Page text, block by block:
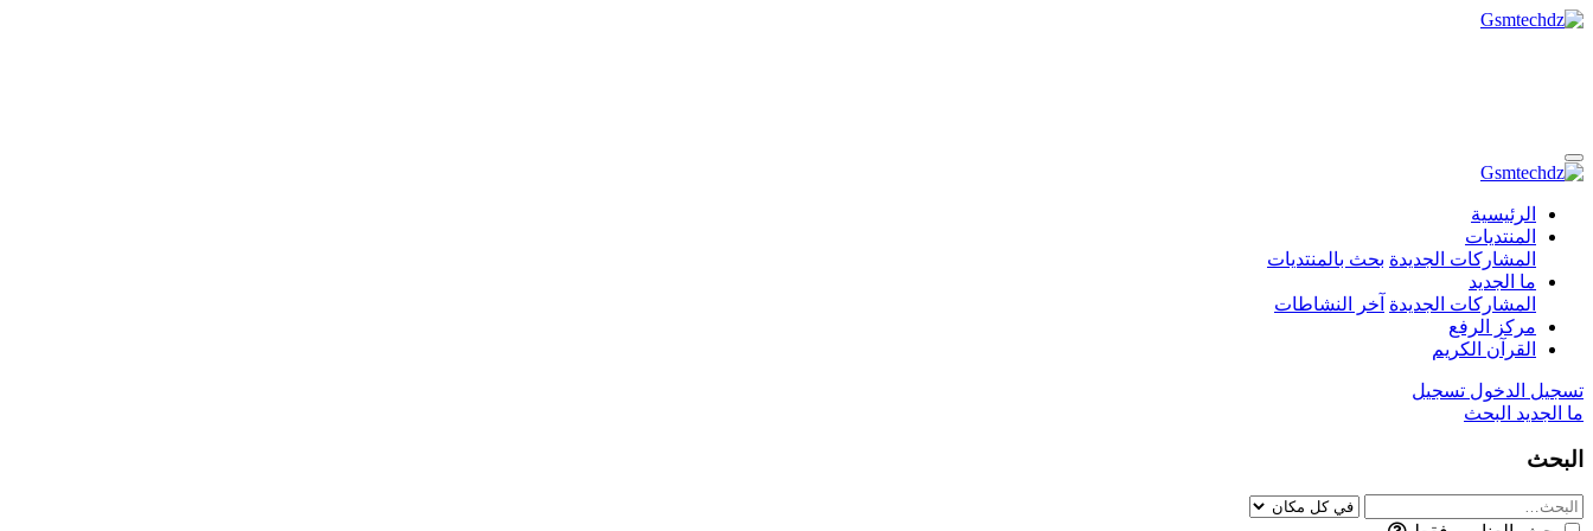
الرئيسية
المنتديات
المشاركات الجديدة بحث بالمنتديات
ما الجديد
المشاركات الجديدة آخر النشاطات
مركز الرفع
القرآن الكريم
تسجيل الدخول تسجيل
ما الجديد البحث
البحث